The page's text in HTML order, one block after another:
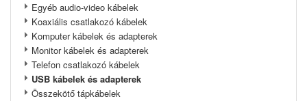
Egyéb audio-video kábelek
Koaxiális csatlakozó kábelek
Komputer kábelek és adapterek
Monitor kábelek és adapterek
Telefon csatlakozó kábelek
USB kábelek és adapterek
Összekötő tápkábelek